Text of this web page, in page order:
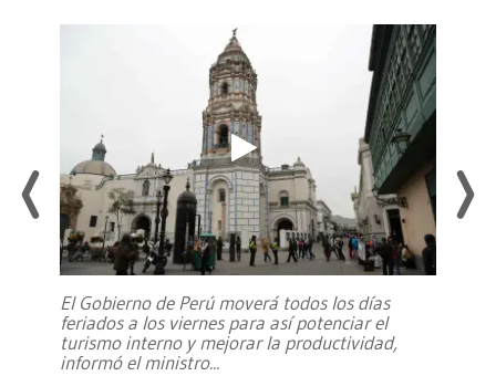
El Gobierno de Perú moverá todos los días
feriados a los viernes para así potenciar el
turismo interno y mejorar la productividad,
informó el ministro...